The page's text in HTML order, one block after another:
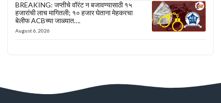
BREAKING: जप्तीचे वॉरंट न बजावण्यासाठी १५
हजारांची लाच मागितली; १० हजार घेताना मेहकरचा
बेलीफ ACBच्या जाळ्यात….
August 6, 2026